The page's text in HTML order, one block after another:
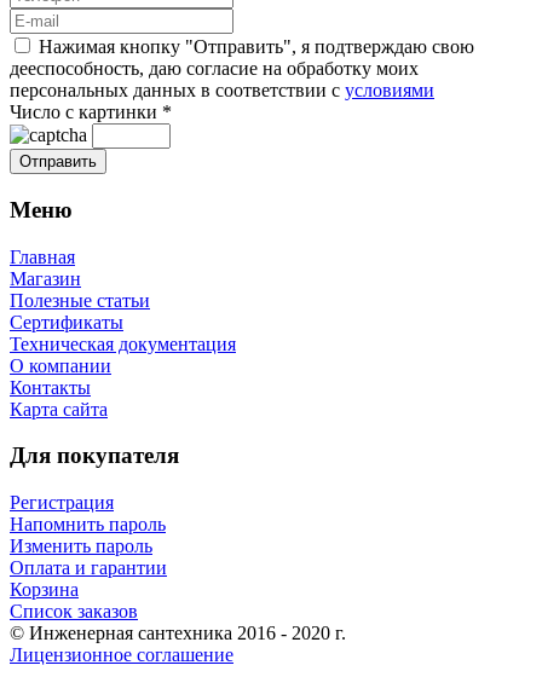
Нажимая кнопку "Отправить", я подтверждаю свою
дееспособность, даю согласие на обработку моих
персональных данных в соответствии с условиями
Число с картинки *
Меню
Главная
Магазин
Полезные статьи
Сертификаты
Техническая документация
О компании
Контакты
Карта сайта
Для покупателя
Регистрация
Напомнить пароль
Изменить пароль
Оплата и гарантии
Корзина
Список заказов
© Инженерная сантехника 2016 - 2020 г.
Лицензионное соглашение